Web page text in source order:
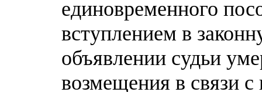
единовременного
вступлением в
объявлении судьи
возмещения в связи